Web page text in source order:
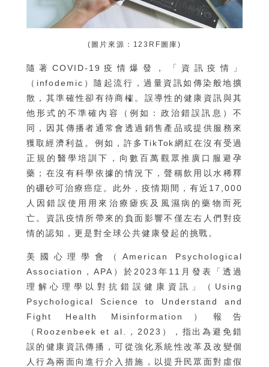
(圖片來源：123RF圖庫)
隨著COVID-19疫情爆發，「資訊疫情」
（infodemic）隨起流行，過量資訊如傳染般地擴
散，其準確性卻有待商榷。誤導性的健康資訊與其
他形式的不準確內容（例如：政治錯誤訊息）不
同，因其傳播者通常會透過銷售產品或提供服務來
獲取經濟利益。例如，許多TikTok網紅在沒有受過
正規的醫學培訓下，向數百萬觀眾推廣口服避孕
藥；在沒有科學依據的情況下，聲稱飲用以水稀釋
的硼砂可治療癌症。此外，疫情期間，有近17,000
人因錯誤使用用來治療瘧疾及風濕病的藥物而死
亡。資訊疫情所帶來的負面影響不僅左右人們對疫
情的認知，更是對全球公共健康發起的挑戰。
美國心理學會（American Psychological
Association，APA）於2023年11月發表「透過
理解心理學以對抗錯誤健康資訊」（Using
Psychological Science to Understand and
Fight Health Misinformation）報告
（Roozenbeek et al.，2023），指出為避免錯
誤的健康資訊傳播，可從強化系統性改革及改變個
人行為兩面向進行介入措施，以提升民眾面對虛假